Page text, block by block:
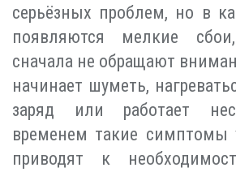
серьёзных проблем, но в
появляются мелкие
сначала не обращают
начинает шуметь,
заряд или работает
временем такие симптомы
приводят к